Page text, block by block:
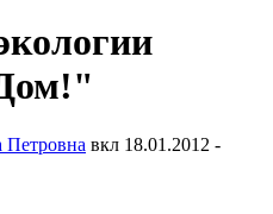
Петровна вкл 18.01.2012 -